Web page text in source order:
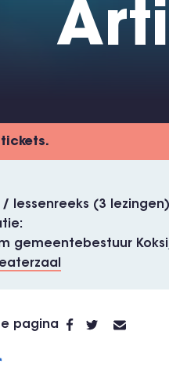
tickets.
/ lessenreeks (3 lezingen)
gemeentebestuur
pagina